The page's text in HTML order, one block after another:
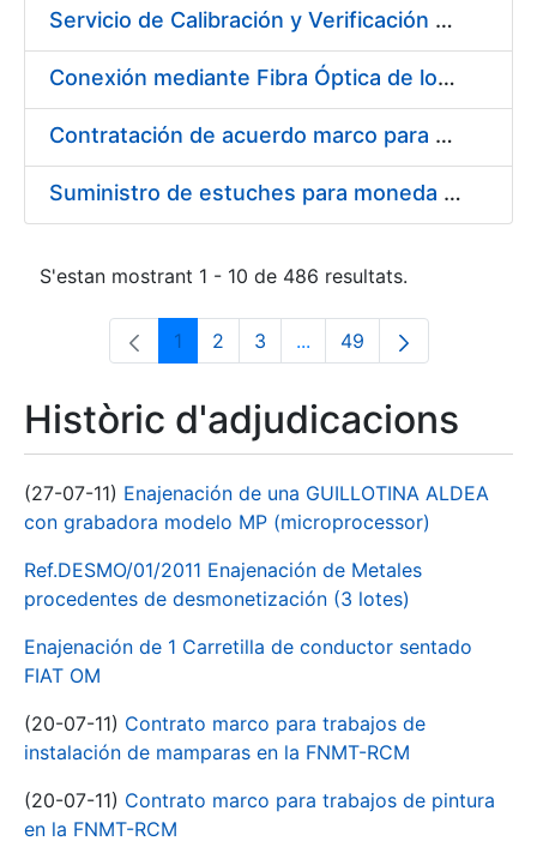
Servicio de Calibración y Verificación Externa de los Equipos de Medición del Servicio de Prevención de la FNMT-RCM
Conexión mediante Fibra Óptica de los Centros de Proceso de Datos (CPDs) de las sedes de la FNMT-RCM de Burgos y Madrid
Contratación de acuerdo marco para el Suministro de Material de Electricidad para la Fábrica Nacional de Moneda y Timbre-Real Casa de la Moneda en su centro de trabajo de Burgos
Suministro de estuches para moneda de 30 €
S'estan mostrant 1 - 10 de 486 resultats.
Pàgina
1 Pàgina
2 Pàgina
3 ...Pàgines intermèdies
Pàgina
49
Històric d'adjudicacions
(27-07-11) Enajenación de una GUILLOTINA ALDEA
con grabadora modelo MP (microprocessor)
Ref.DESMO/01/2011 Enajenación de Metales
procedentes de desmonetización (3 lotes)
Enajenación de 1 Carretilla de conductor sentado
FIAT OM
(20-07-11) Contrato marco para trabajos de
instalación de mamparas en la FNMT-RCM
(20-07-11) Contrato marco para trabajos de pintura
en la FNMT-RCM